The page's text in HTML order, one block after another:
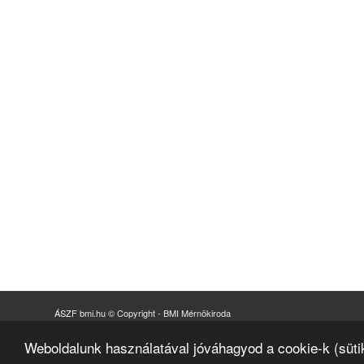
Weboldalunk használatával jóváhagyod a cookie-k
ÁSZFbmi.hu © Copyright - BMI Mérnökiroda
Impresszum és tárhelyszolgáltató adatok